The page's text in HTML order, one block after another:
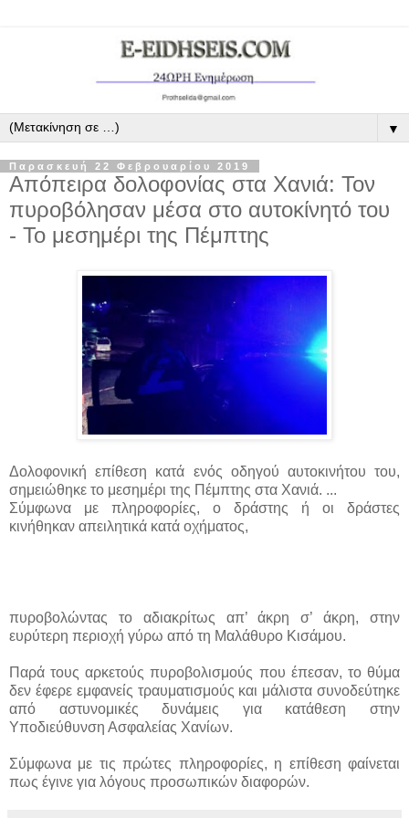
▼
Παρασκευή 22 Φεβρουαρίου 2019
Απόπειρα δολοφονίας στα Χανιά: Τον
πυροβόλησαν μέσα στο αυτοκίνητό του
- Το μεσημέρι της Πέμπτης
Δολοφονική επίθεση κατά ενός οδηγού αυτοκινήτου του,
σημειώθηκε το μεσημέρι της Πέμπτης στα Χανιά. ...
Σύμφωνα με πληροφορίες, ο δράστης ή οι δράστες
κινήθηκαν απειλητικά κατά οχήματος,
πυροβολώντας το αδιακρίτως απ’ άκρη σ’ άκρη, στην
ευρύτερη περιοχή γύρω από τη Μαλάθυρο Κισάμου.
Παρά τους αρκετούς πυροβολισμούς που έπεσαν, το θύμα
δεν έφερε εμφανείς τραυματισμούς και μάλιστα συνοδεύτηκε
από αστυνομικές δυνάμεις για κατάθεση στην
Υποδιεύθυνση Ασφαλείας Χανίων.
Σύμφωνα με τις πρώτες πληροφορίες, η επίθεση φαίνεται
πως έγινε για λόγους προσωπικών διαφορών.